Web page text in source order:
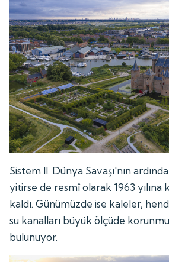
Sistem II. Dünya Savaşı'nın
yitirse de resmî olarak 1963
kaldı. Günümüzde ise kaleler,
su kanalları büyük ölçüde
bulunuyor.